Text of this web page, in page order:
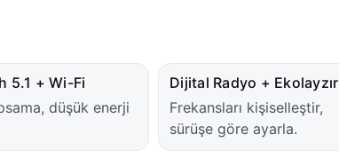
5.1 + Wi-Fi
düşük enerji
Dijital Radyo + Ekolayzır
Frekansları kişiselleştir,
sürüşe göre ayarla.